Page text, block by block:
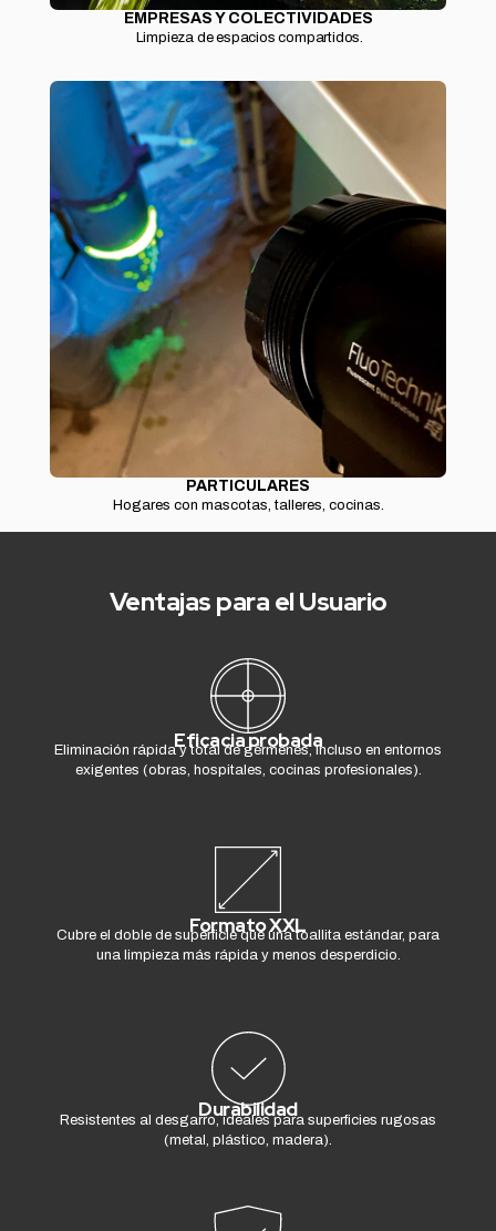
EMPRESAS Y COLECTIVIDADES
Limpieza de espacios compartidos.
PARTICULARES
Hogares con mascotas, talleres, cocinas.
Ventajas para el Usuario
Eficacia probada
Eliminación rápida y total de gérmenes, incluso en entornos
exigentes (obras, hospitales, cocinas profesionales).
Formato XXL
Cubre el doble de superficie que una toallita estándar, para
una limpieza más rápida y menos desperdicio.
Durabilidad
Resistentes al desgarro, ideales para superficies rugosas
(metal, plástico, madera).